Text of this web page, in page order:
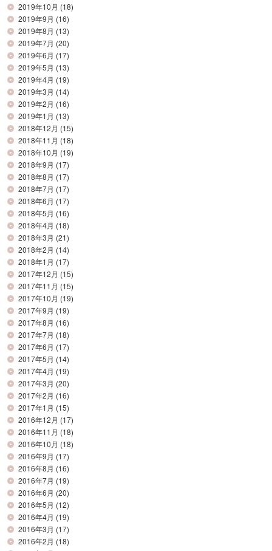
2019年10月 (18)
2019年9月 (16)
2019年8月 (13)
2019年7月 (20)
2019年6月 (17)
2019年5月 (13)
2019年4月 (19)
2019年3月 (14)
2019年2月 (16)
2019年1月 (13)
2018年12月 (15)
2018年11月 (18)
2018年10月 (19)
2018年9月 (17)
2018年8月 (17)
2018年7月 (17)
2018年6月 (17)
2018年5月 (16)
2018年4月 (18)
2018年3月 (21)
2018年2月 (14)
2018年1月 (17)
2017年12月 (15)
2017年11月 (15)
2017年10月 (19)
2017年9月 (19)
2017年8月 (16)
2017年7月 (18)
2017年6月 (17)
2017年5月 (14)
2017年4月 (19)
2017年3月 (20)
2017年2月 (16)
2017年1月 (15)
2016年12月 (17)
2016年11月 (18)
2016年10月 (18)
2016年9月 (17)
2016年8月 (16)
2016年7月 (19)
2016年6月 (20)
2016年5月 (12)
2016年4月 (19)
2016年3月 (17)
2016年2月 (18)